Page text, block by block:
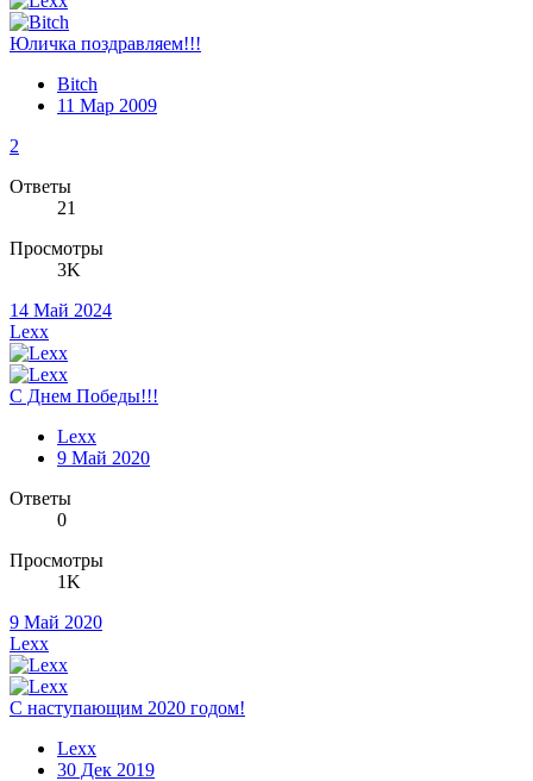
Юличка поздравляем!!!
Bitch
11 Мар 2009
2
Ответы
21
Просмотры
3K
14 Май 2024
Lexx
С Днем Победы!!!
Lexx
9 Май 2020
Ответы
0
Просмотры
1K
9 Май 2020
Lexx
С наступающим 2020 годом!
Lexx
30 Дек 2019